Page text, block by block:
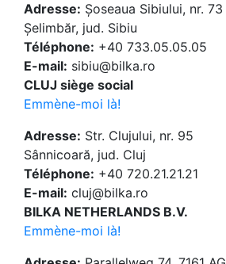
Adresse: Șoseaua Sibiului, nr. 73
Șelimbăr, jud. Sibiu
Téléphone: +40 733.05.05.05
E-mail: sibiu@bilka.ro
CLUJ siège social
Emmène-moi là!
Adresse: Str. Clujului, nr. 95
Sânnicoară, jud. Cluj
Téléphone: +40 720.21.21.21
E-mail: cluj@bilka.ro
BILKA NETHERLANDS B.V.
Emmène-moi là!